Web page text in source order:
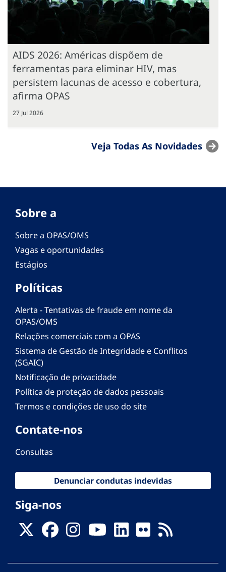
AIDS 2026: Américas dispõem de
ferramentas para eliminar HIV, mas
persistem lacunas de acesso e cobertura,
afirma OPAS
27 Jul 2026
Veja Todas As Novidades
Sobre a
Sobre a OPAS/OMS
Vagas e oportunidades
Estágios
Políticas
Alerta - Tentativas de fraude em nome da
OPAS/OMS
Relações comerciais com a OPAS
Sistema de Gestão de Integridade e Conflitos
(SGAIC)
Notificação de privacidade
Política de proteção de dados pessoais
Termos e condições de uso do site
Contate-nos
Consultas
Denunciar condutas indevidas
Siga-nos